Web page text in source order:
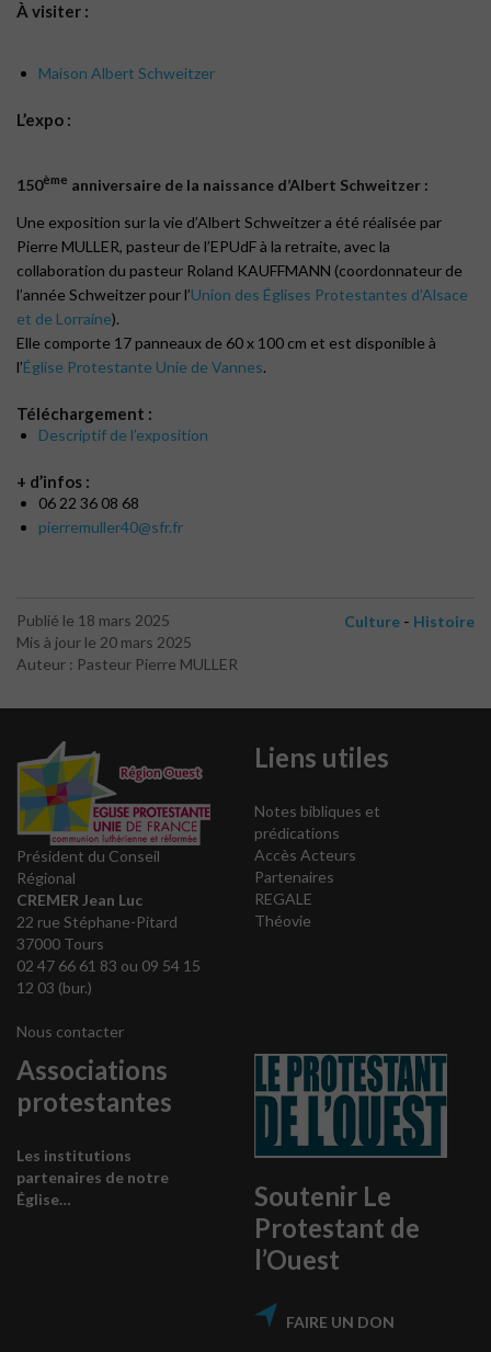
À visiter :
Maison Albert Schweitzer
L’expo :
150ème anniversaire de la naissance d’Albert Schweitzer :
Une exposition sur la vie d’Albert Schweitzer a été réalisée par
Pierre MULLER, pasteur de l’EPUdF à la retraite, avec la
collaboration du pasteur Roland KAUFFMANN (coordonnateur de
l’année Schweitzer pour l’Union des Églises Protestantes d’Alsace
et de Lorraine).
Elle comporte 17 panneaux de 60 x 100 cm et est disponible à
l’Église Protestante Unie de Vannes.
Téléchargement :
Descriptif de l’exposition
+ d’infos :
06 22 36 08 68
pierremuller40@sfr.fr
Publié le 18 mars 2025
Mis à jour le 20 mars 2025
Auteur : Pasteur Pierre MULLER
Culture - Histoire
Président du Conseil
Régional
CREMER Jean Luc
22 rue Stéphane-Pitard
37000 Tours
02 47 66 61 83 ou 09 54 15
12 03 (bur.)
Nous contacter
Liens utiles
Notes bibliques et
prédications
Accès Acteurs
Partenaires
REGALE
Théovie
Associations
protestantes
Les institutions
partenaires de notre
Église…
Soutenir Le
Protestant de
l’Ouest
FAIRE UN DON